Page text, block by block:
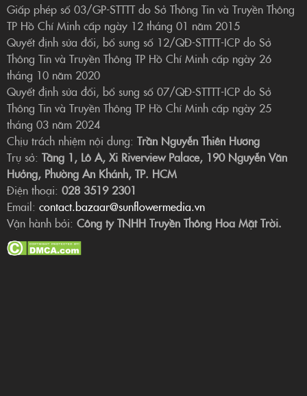
Giấp phép số 03/GP-STTTT do Sở Thông Tin và Truyền Thông
TP Hồ Chí Minh cấp ngày 12 tháng 01 năm 2015
Quyết định sửa đổi, bổ sung số 12/QĐ-STTTT-ICP do Sở
Thông Tin và Truyền Thông TP Hồ Chí Minh cấp ngày 26
tháng 10 năm 2020
Quyết định sửa đổi, bổ sung số 07/QĐ-STTTT-ICP do Sở
Thông Tin và Truyền Thông TP Hồ Chí Minh cấp ngày 25
tháng 03 năm 2024
Chịu trách nhiệm nội dung: Trần Nguyễn Thiên Hương
Trụ sở: Tầng 1, Lô A, Xi Riverview Palace, 190 Nguyễn Văn
Hưởng, Phường An Khánh, TP. HCM
Điện thoại: 028 3519 2301
Email: contact.bazaar@sunflowermedia.vn
Vận hành bởi: Công ty TNHH Truyền Thông Hoa Mặt Trời.